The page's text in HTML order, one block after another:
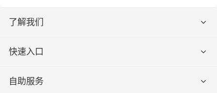
了解我们
快速入口
自助服务